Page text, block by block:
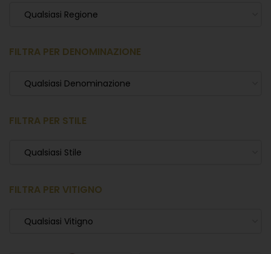
Qualsiasi Regione
FILTRA PER DENOMINAZIONE
Qualsiasi Denominazione
FILTRA PER STILE
Qualsiasi Stile
FILTRA PER VITIGNO
Qualsiasi Vitigno